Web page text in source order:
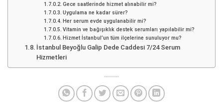
Gece saatlerinde hizmet alınabilir mi?
Uygulama ne kadar sürer?
Her serum evde uygulanabilir mi?
Vitamin ve bağışıklık destek serumları yapılabilir mi?
Hizmet İstanbul’un tüm ilçelerine sunuluyor mu?
İstanbul Beyoğlu Galip Dede Caddesi 7/24 Serum
Hizmetleri